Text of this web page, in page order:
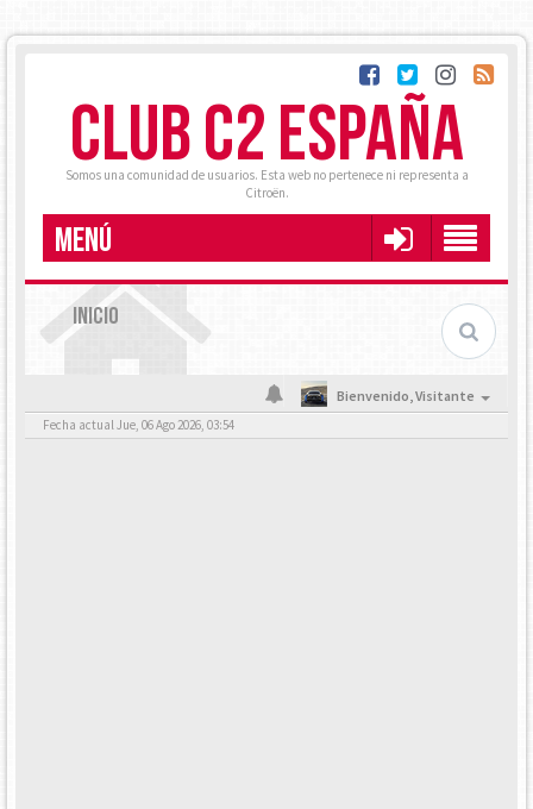
CLUB C2 ESPAÑA
Somos una comunidad de usuarios. Esta web no pertenece ni representa a
Citroën.
MENÚ
INICIO
Bienvenido,Visitante
Fecha actual Jue, 06 Ago 2026, 03:54